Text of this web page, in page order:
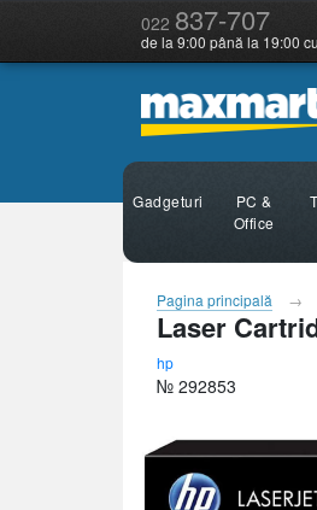
022 837-707
de la 9:00 până la 19:00
Gadgeturi
PC &
Office
Pagina principală
Laser
hp
№ 292853